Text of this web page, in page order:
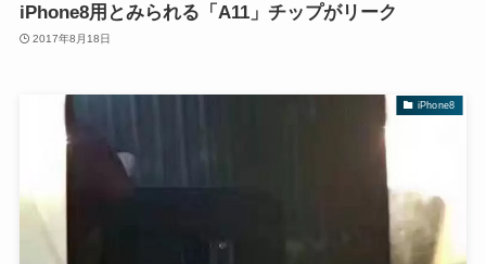
iPhone8用とみられる「A11」チップがリーク
2017年8月18日
iPhone8